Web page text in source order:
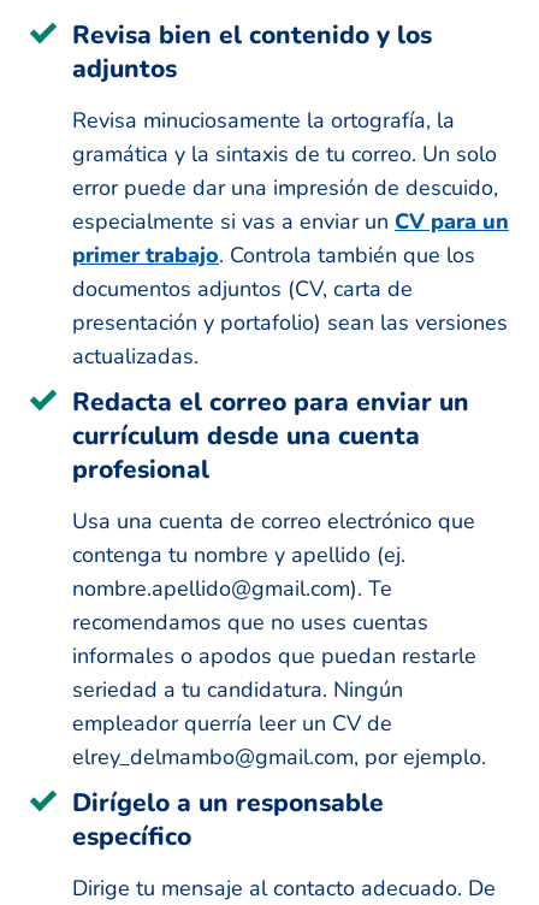
Revisa bien el contenido y los
adjuntos
Revisa minuciosamente la ortografía, la
gramática y la sintaxis de tu correo. Un solo
error puede dar una impresión de descuido,
especialmente si vas a enviar un CV para un
primer trabajo. Controla también que los
documentos adjuntos (CV, carta de
presentación y portafolio) sean las versiones
actualizadas.
Redacta el correo para enviar un
currículum desde una cuenta
profesional
Usa una cuenta de correo electrónico que
contenga tu nombre y apellido (ej.
nombre.apellido@gmail.com). Te
recomendamos que no uses cuentas
informales o apodos que puedan restarle
seriedad a tu candidatura. Ningún
empleador querría leer un CV de
elrey_delmambo@gmail.com, por ejemplo.
Dirígelo a un responsable
específico
Dirige tu mensaje al contacto adecuado. De